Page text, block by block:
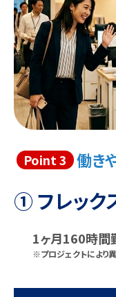
Point 3 働き
① フレック
1ヶ月160時間
※プロジェクトにより